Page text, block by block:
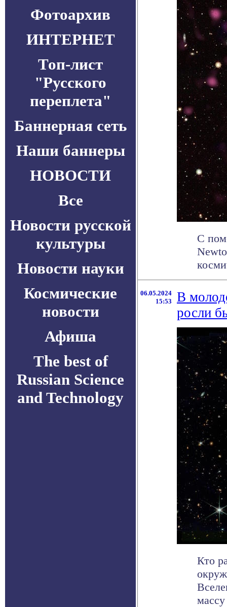
Фотоархив
ИНТЕРНЕТ
Топ-лист
"Русского
переплета"
Баннерная сеть
Наши баннеры
НОВОСТИ
Все
Новости русской
культуры
Новости науки
Космические
новости
Афиша
The best of
Russian Science
and Technology
C
06.05.2024
15:53
В
росли
Кто